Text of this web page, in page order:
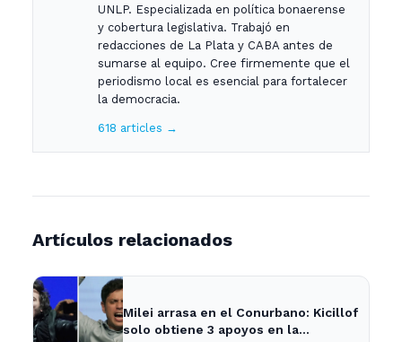
UNLP. Especializada en política bonaerense
y cobertura legislativa. Trabajó en
redacciones de La Plata y CABA antes de
sumarse al equipo. Cree firmemente que el
periodismo local es esencial para fortalecer
la democracia.
618 articles →
Artículos relacionados
Milei arrasa en el Conurbano: Kicillof
solo obtiene 3 apoyos en la